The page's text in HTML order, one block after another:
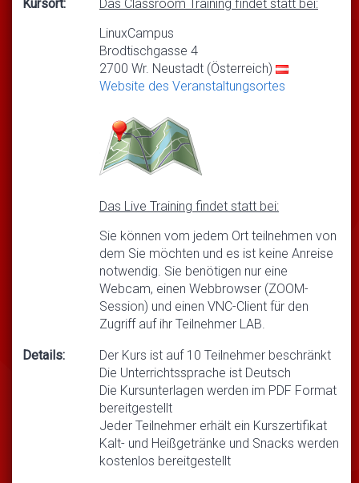
Kursort:
Das Classroom Training findet statt bei:
LinuxCampus
Brodtischgasse 4
2700 Wr. Neustadt (Österreich)
Website des Veranstaltungsortes
Das Live Training findet statt bei:
Sie können vom jedem Ort teilnehmen von
dem Sie möchten und es ist keine Anreise
notwendig. Sie benötigen nur eine
Webcam, einen Webbrowser (ZOOM-
Session) und einen VNC-Client für den
Zugriff auf ihr Teilnehmer LAB.
Details:
Der Kurs ist auf 10 Teilnehmer beschränkt
Die Unterrichtssprache ist Deutsch
Die Kursunterlagen werden im PDF Format
bereitgestellt
Jeder Teilnehmer erhält ein Kurszertifikat
Kalt- und Heißgetränke und Snacks werden
kostenlos bereitgestellt